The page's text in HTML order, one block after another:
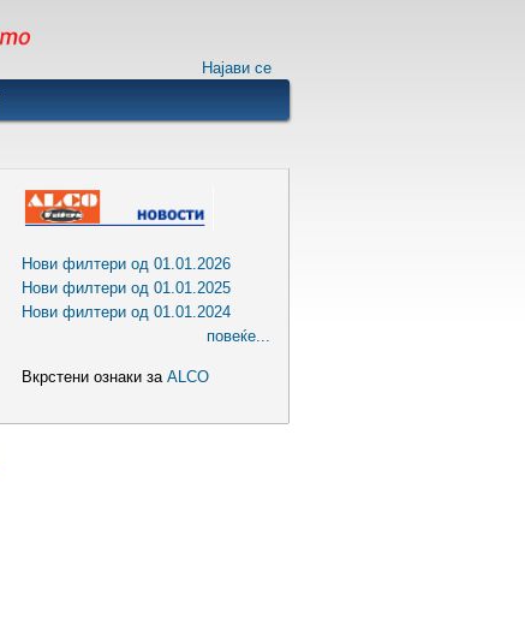
Најави се
Нови филтери од 01.01.2026
Нови филтери од 01.01.2025
Нови филтери од 01.01.2024
повеќе...
Вкрстени ознаки за ALCO